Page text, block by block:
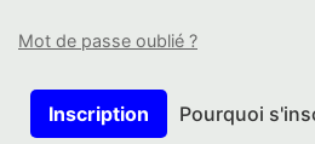
Mot de passe oublié ?
Inscription Pourquoi